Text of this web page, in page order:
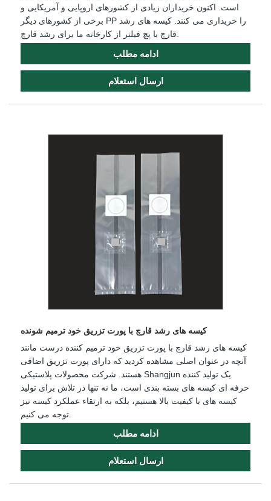
است. اکنون خریداران زیادی از کشورهای اروپایی و آمریکایی و
برخی از کشورهای دیگر PP را خریداری می کنند. کیسه های رشد
ادامه مطلب
ارسال استعلام
کیسه های رشد قارچ با پورت تزریق خود ترمیم شونده
کیسه های رشد قارچ با پورت تزریق خود ترمیم کننده درست مانند
آنچه در عنوان اصلی مشاهده کردید که دارای پورت تزریق اضافی
هستند. شرکت محصولات پلاستیکی Shangjun یک تولید کننده
حرفه ای کیسه های بسته بندی است، ما نه تنها در تلاش برای تولید
کیسه های با کیفیت بالا هستیم، بلکه به ارتقاء عملکرد کیسه نیز
ادامه مطلب
ارسال استعلام